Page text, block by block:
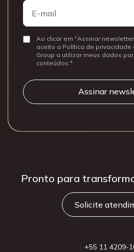
E-
mail
ConsentirAo clicar em "Assinar
aceito a Política de privacidade
Group a utilizar meus dados
conteúdos.
Pronto para
Solicite
+55 11 4209-